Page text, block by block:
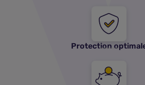
Protection